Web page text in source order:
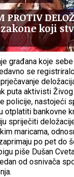
koji
građana koje
se
puta aktivisti
policije, nastojeći
otplatiti bankovne
spriječiti
maricama,
po pet do
piše Dušan
od osnivača